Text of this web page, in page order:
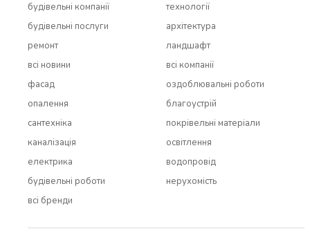
будівельні компанії
будівельні послуги
ремонт
всi новини
технології
архітектура
ландшафт
всi компанії
фасад
опалення
сантехніка
каналізація
електрика
будівельні роботи
всi бренди
оздоблювальні роботи
благоустрій
покрівельні матеріали
освітлення
водопровід
нерухомість